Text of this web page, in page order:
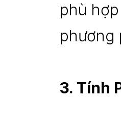
phù
phương
3. Tính